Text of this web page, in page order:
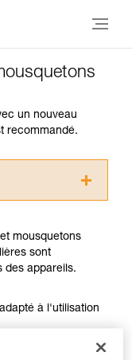
un nouveau
recommandé.
les
pour
une
mousquetons
sont
des appareils.
à l'utilisation